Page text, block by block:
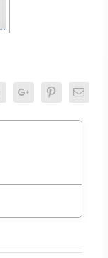
TumblrGoogle+PinterestEmail